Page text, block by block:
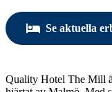
Se aktuella
Quality Hotel The Mill